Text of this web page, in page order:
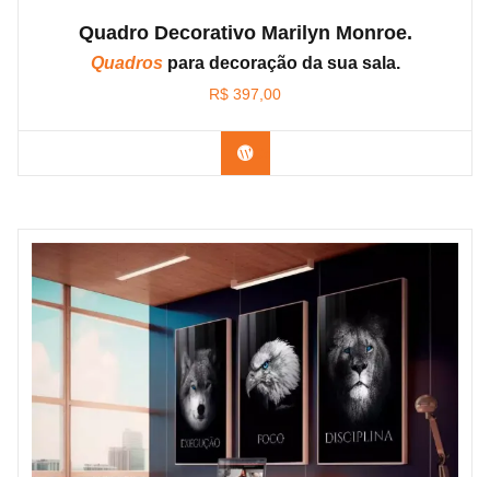
Quadro Decorativo Marilyn Monroe.
Quadrospara decoração da sua sala.
R$ 397,00
Confira os modelos